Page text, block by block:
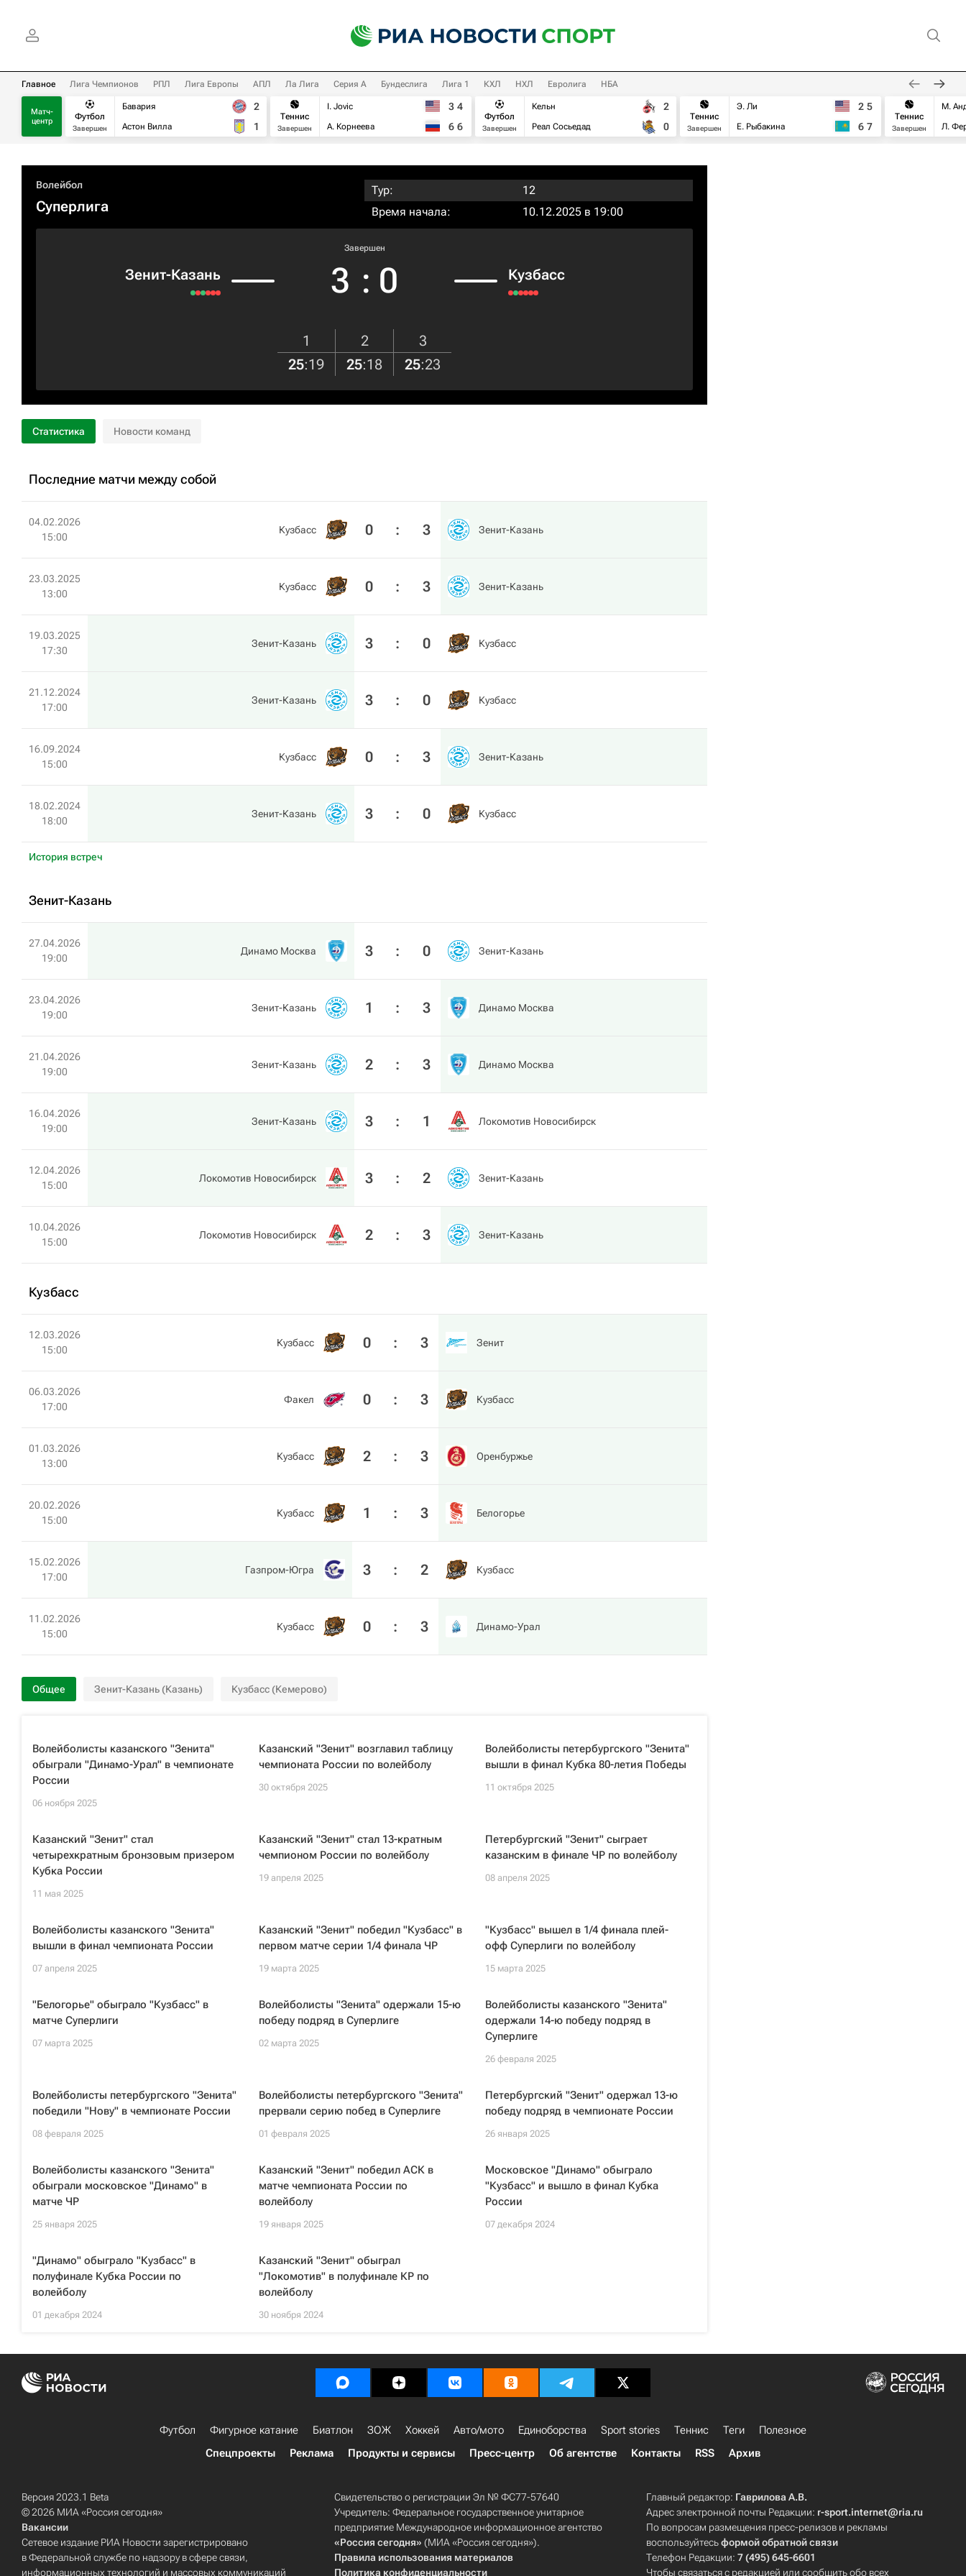
Главное Лига Чемпионов РПЛ Лига Европы АПЛ Ла Лига Серия А Бундеслига Лига 1 КХЛ НХЛ Евролига НБА
Матч-
центр
Футбол
Завершен
Бавария
Астон Вилла
2
1
Теннис
Завершен
I. Jovic
А. Корнеева
3 4
6 6
Футбол
Завершен
Кельн
Реал Сосьедад
2
0
Теннис
Завершен
Э. Ли
Е. Рыбакина
2 5
6 7
Теннис
Завершен
М.
Л.
Волейбол
Суперлига
Тур:
12
Время начала:
10.12.2025 в 19:00
Зенит-Казань
Завершен
3 : 0 Кузбасс
1 2
3
25:19 25:18 25:23
Статистика Новости команд
Последние матчи между собой
04.02.2026
15:00
Кузбасс 0 : 3 Зенит-Казань
23.03.2025
13:00
Кузбасс 0 : 3 Зенит-Казань
19.03.2025
17:30
Зенит-Казань 3 : 0 Кузбасс
21.12.2024
17:00
Зенит-Казань 3 : 0 Кузбасс
16.09.2024
15:00
Кузбасс 0 : 3 Зенит-Казань
18.02.2024
18:00
Зенит-Казань 3 : 0 Кузбасс
История встреч
Зенит-Казань
27.04.2026
19:00
Динамо Москва 3 : 0 Зенит-Казань
23.04.2026
19:00
Зенит-Казань 1 : 3 Динамо Москва
21.04.2026
19:00
Зенит-Казань 2 : 3 Динамо Москва
16.04.2026
19:00
Зенит-Казань 3 : 1 Локомотив Новосибирск
12.04.2026
15:00
Локомотив Новосибирск 3 : 2 Зенит-Казань
10.04.2026
15:00
Локомотив Новосибирск 2 : 3 Зенит-Казань
Кузбасс
12.03.2026
15:00
Кузбасс 0 : 3 Зенит
06.03.2026
17:00
Факел 0 : 3 Кузбасс
01.03.2026
13:00
Кузбасс 2 : 3 Оренбуржье
20.02.2026
15:00
Кузбасс 1 : 3 Белогорье
15.02.2026
17:00
Газпром-Югра 3 : 2 Кузбасс
11.02.2026
15:00
Кузбасс 0 : 3 Динамо-Урал
Общее Зенит-Казань (Казань) Кузбасс (Кемерово)
Волейболисты казанского "Зенита"
обыграли "Динамо-Урал" в чемпионате
России
06 ноября 2025
Казанский "Зенит" возглавил таблицу
чемпионата России по волейболу
30 октября 2025
Волейболисты петербургского "Зенита"
вышли в финал Кубка 80-летия Победы
11 октября 2025
Казанский "Зенит" стал
четырехкратным бронзовым призером
Кубка России
11 мая 2025
Казанский "Зенит" стал 13-кратным
чемпионом России по волейболу
19 апреля 2025
Петербургский "Зенит" сыграет
казанским в финале ЧР по волейболу
08 апреля 2025
Волейболисты казанского "Зенита"
вышли в финал чемпионата России
07 апреля 2025
Казанский "Зенит" победил "Кузбасс" в
первом матче серии 1/4 финала ЧР
19 марта 2025
"Кузбасс" вышел в 1/4 финала плей-
офф Суперлиги по волейболу
15 марта 2025
"Белогорье" обыграло "Кузбасс" в
матче Суперлиги
07 марта 2025
Волейболисты "Зенита" одержали 15-ю
победу подряд в Суперлиге
02 марта 2025
Волейболисты казанского "Зенита"
одержали 14-ю победу подряд в
Суперлиге
26 февраля 2025
Волейболисты петербургского "Зенита"
победили "Нову" в чемпионате России
08 февраля 2025
Волейболисты петербургского "Зенита"
прервали серию побед в Суперлиге
01 февраля 2025
Петербургский "Зенит" одержал 13-ю
победу подряд в чемпионате России
26 января 2025
Волейболисты казанского "Зенита"
обыграли московское "Динамо" в
матче ЧР
25 января 2025
Казанский "Зенит" победил АСК в
матче чемпионата России по
волейболу
19 января 2025
Московское "Динамо" обыграло
"Кузбасс" и вышло в финал Кубка
России
07 декабря 2024
"Динамо" обыграло "Кузбасс" в
полуфинале Кубка России по
волейболу
01 декабря 2024
Казанский "Зенит" обыграл
"Локомотив" в полуфинале КР по
волейболу
30 ноября 2024
Футбол Фигурное катание Биатлон ЗОЖ Хоккей Авто/мото Единоборства Sport stories Теннис Теги
Полезное
Спецпроекты
Реклама Продукты и сервисы Пресс-центр Об агентстве Контакты RSS Архив
Версия 2023.1 Beta
© 2026 МИА «Россия сегодня»
Вакансии
Сетевое издание РИА Новости зарегистрировано
в Федеральной службе по надзору в сфере связи,
информационных технологий и массовых коммуникаций
Свидетельство о регистрации Эл № ФС77-57640
Учредитель: Федеральное государственное унитарное
предприятие Международное информационное агентство
«Россия сегодня» (МИА «Россия сегодня»).
Правила использования материалов
Политика конфиденциальности
Главный редактор: Гаврилова А.В.
Адрес электронной почты Редакции: r-sport.internet@ria.ru
По вопросам размещения пресс-релизов и рекламы
воспользуйтесьформой обратной связи
Телефон Редакции:7 (495) 645-6601
Чтобы связаться с редакцией или сообщить обо всех